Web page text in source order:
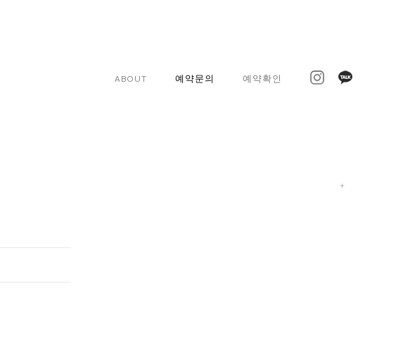
ABOUT 예약문의 예약확인